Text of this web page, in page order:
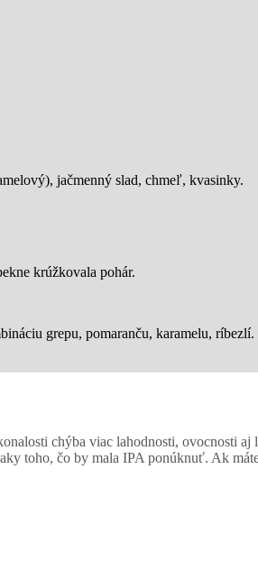
jačmenný slad, chmeľ, kvasinky.
krúžkovala pohár.
grepu, pomaranču, karamelu,
chýba viac lahodnosti, ovocnosti
toho, čo by mala IPA ponúknuť. Ak